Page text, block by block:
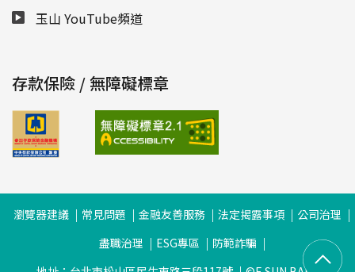
玉山 YouTube頻道
存款保險 / 無障礙標章
瀏覽器建議 常見問題 金融友善服務 法定揭露事項
公司治理
盡職治理
ESG專區
防範詐騙